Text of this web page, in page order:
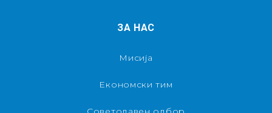
ЗА НАС
Мисија
Економски тим